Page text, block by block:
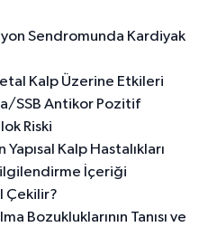
Sendromunda Kardiyak
Kalp Üzerine Etkileri
SSB Antikor Pozitif
Riski
Kalp Hastalıkları
İçeriği
Çekilir?
Bozukluklarının Tanısı ve